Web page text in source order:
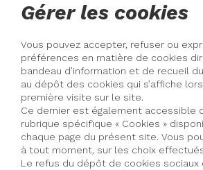
Gérer les cookies
Vous pouvez accepter, refuser ou
préférences en matière de cookies
bandeau d’information et de recueil
au dépôt des cookies qui s’affiche
première visite sur le site.
Ce dernier est également accessible
rubrique spécifique « Cookies »
chaque page du présent site. Vous
à tout moment, sur les choix
Le refus du dépôt de cookies